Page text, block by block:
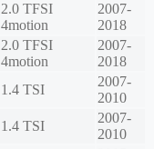
2.0 TFSI
4motion
2007-
2018
2.0 TFSI
4motion
2007-
2018
1.4 TSI
2007-
2010
1.4 TSI
2007-
2010